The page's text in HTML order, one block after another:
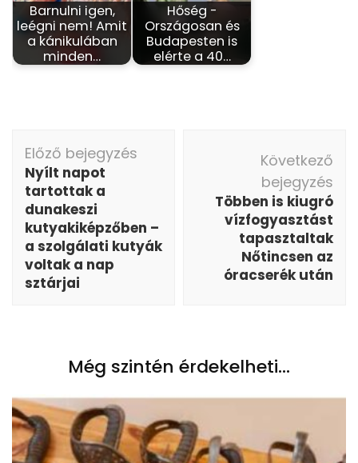
Barnulni igen,
leégni nem! Amit
a kánikulában
minden…
Hőség -
Országosan és
Budapesten is
elérte a 40…
Bejegyzés
navigáció
Előző bejegyzés
Nyílt napot
tartottak a
dunakeszi
kutyakiképzőben –
a szolgálati kutyák
voltak a nap
sztárjai
Következő
bejegyzés
Többen is kiugró
vízfogyasztást
tapasztaltak
Nőtincsen az
óracserék után
Még szintén érdekelheti...